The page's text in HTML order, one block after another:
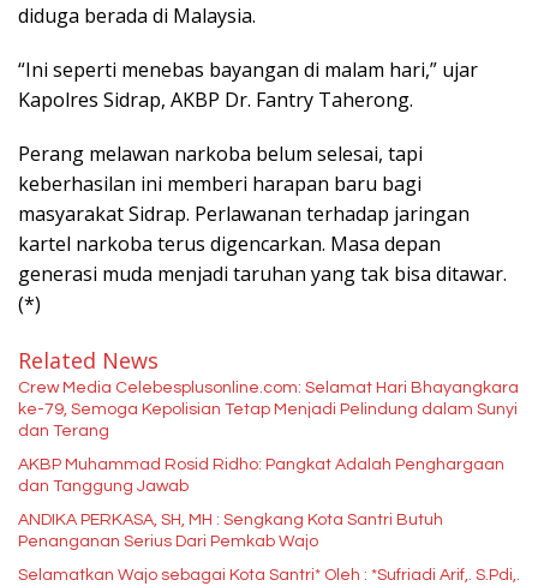
diduga berada di Malaysia.
“Ini seperti menebas bayangan di malam hari,” ujar
Kapolres Sidrap, AKBP Dr. Fantry Taherong.
Perang melawan narkoba belum selesai, tapi
keberhasilan ini memberi harapan baru bagi
masyarakat Sidrap. Perlawanan terhadap jaringan
kartel narkoba terus digencarkan. Masa depan
generasi muda menjadi taruhan yang tak bisa ditawar.
(*)
Related News
Crew Media Celebesplusonline.com: Selamat Hari Bhayangkara
ke-79, Semoga Kepolisian Tetap Menjadi Pelindung dalam Sunyi
dan Terang
AKBP Muhammad Rosid Ridho: Pangkat Adalah Penghargaan
dan Tanggung Jawab
ANDIKA PERKASA, SH, MH : Sengkang Kota Santri Butuh
Penanganan Serius Dari Pemkab Wajo
Selamatkan Wajo sebagai Kota Santri* Oleh : *Sufriadi Arif,. S.Pdi,.